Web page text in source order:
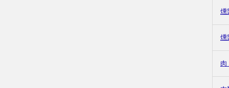
燻
燻
肉